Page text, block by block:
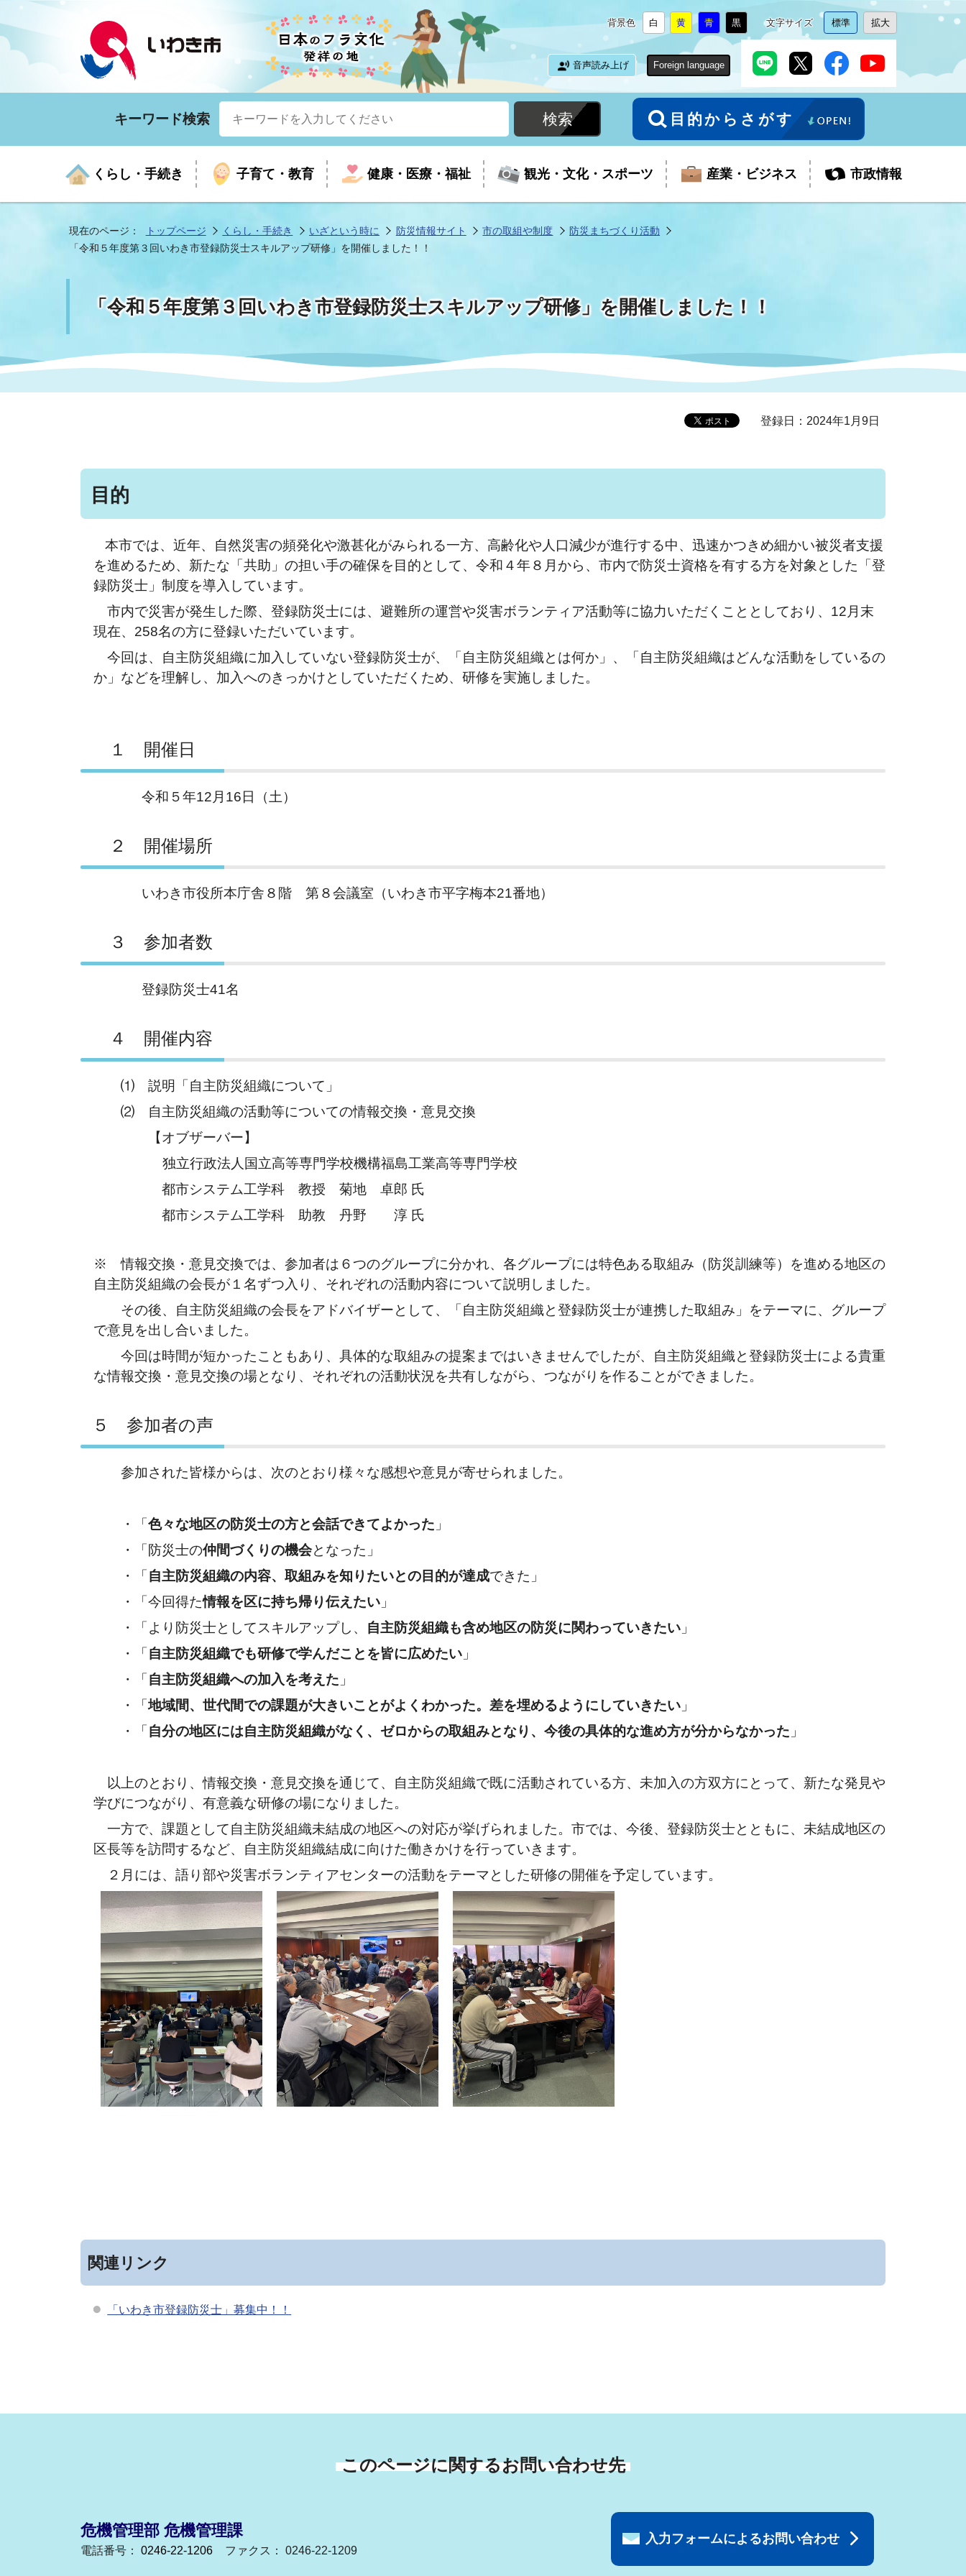
背景色
背
景
色
を
白
に
更
背
色
を
黄
に
更
背
色
を
青
に
更
背
景
黒
に
変
文字サイズ
文
字
サ
イ
を
標準
に
変
文
字
サ
イ
拡大
に
変
音声読み上げ
Foreign language
キーワード検索 目的からさがす
くらし・手続き
くらしの手続きガイド いざという時に
年金・保険 マイナンバー 住まい・生活・相談 ごみ・環境
まちづくり 移住・定住 人権・男女共同参画
電子サービス
子育て・教育
生涯学習 子育て
健康・医療・福祉
医療 健康
高齢者福祉・介護 地域包括ケア(介護予防等) 福祉事業者向け情報 生活保護
福祉に関するその他の情報 地域福祉
新型コロナウイルス感染症特
医療センター
観光・文化・スポーツ
お知らせ 年間イベントの案内
目的から探す モデルコース 歴史・文化 芸術
スポーツ 教育旅行 国際・国内交流
産業・ビジネス
入札・契約 産業振興
企業立地 福祉・介護 都市計画・開発・建築 企業支援・起業支援
保健・衛生 除染事業 環境法令等に基づく届出
市政情報
市の紹介 市長室
市の統計 広報 広聴 財政
職員 行政改革
情報公開・個人情報保護
市議会
監査委員 農業委員会
市民意見募集(パブリックコ
メント)
市制施行周年関連情報
ご意見・ご質問 水道局
現在のページ： トップページ くらし・手続き いざという時に 防災情報サイト 市の取組や制度
防災まちづくり活動
「令和５年度第３回いわき市登録防災士スキルアップ研修」を開催しました！！
「令和５年度第３回いわき市登録防災士スキルアップ研修」を開催しました！！
登録日：2024年1月9日
目的
本市では、近年、自然災害の頻発化や激甚化がみられる一方、高齢化や人口減少が進行する中、迅速かつきめ細かい被災者支援
を進めるため、新たな「共助」の担い手の確保を目的として、令和４年８月から、市内で防災士資格を有する方を対象とした「登
録防災士」制度を導入しています。
市内で災害が発生した際、登録防災士には、避難所の運営や災害ボランティア活動等に協力いただくこととしており、12月末
現在、258名の方に登録いただいています。
今回は、自主防災組織に加入していない登録防災士が、「自主防災組織とは何か」、「自主防災組織はどんな活動をしているの
か」などを理解し、加入へのきっかけとしていただくため、研修を実施しました。
１ 開催日
令和５年12月16日（土）
２ 開催場所
いわき市役所本庁舎８階 第８会議室（いわき市平字梅本21番地）
３ 参加者数
登録防災士41名
４ 開催内容
⑴ 説明「自主防災組織について」
⑵ 自主防災組織の活動等についての情報交換・意見交換
【オブザーバー】
独立行政法人国立高等専門学校機構福島工業高等専門学校
都市システム工学科 教授 菊地 卓郎 氏
都市システム工学科 助教 丹野 淳 氏
※ 情報交換・意見交換では、参加者は６つのグループに分かれ、各グループには特色ある取組み（防災訓練等）を進める地区の
自主防災組織の会長が１名ずつ入り、それぞれの活動内容について説明しました。
その後、自主防災組織の会長をアドバイザーとして、「自主防災組織と登録防災士が連携した取組み」をテーマに、グループ
で意見を出し合いました。
今回は時間が短かったこともあり、具体的な取組みの提案まではいきませんでしたが、自主防災組織と登録防災士による貴重
な情報交換・意見交換の場となり、それぞれの活動状況を共有しながら、つながりを作ることができました。
５ 参加者の声
参加された皆様からは、次のとおり様々な感想や意見が寄せられました。
・「色々な地区の防災士の方と会話できてよかった 」
・「防災士の仲間づくりの機会となった」
・「自主防災組織の内容、取組みを知りたいとの目的が達成できた」
・「今回得た情報を区に持ち帰り伝えたい 」
・「より防災士としてスキルアップし、 自主防災組織も含め地区の防災に関わっていきたい 」
・「自主防災組織でも研修で学んだことを皆に広めたい 」
・「自主防災組織への加入を考えた 」
・「地域間、世代間での課題が大きいことがよくわかった。差を埋めるようにしていきたい 」
・「自分の地区には自主防災組織がなく、ゼロからの取組みとなり、今後の具体的な進め方が分からなかった 」
以上のとおり、情報交換・意見交換を通じて、自主防災組織で既に活動されている方、未加入の方双方にとって、新たな発見や
学びにつながり、有意義な研修の場になりました。
一方で、課題として自主防災組織未結成の地区への対応が挙げられました。市では、今後、登録防災士とともに、未結成地区の
区長等を訪問するなど、自主防災組織結成に向けた働きかけを行っていきます。
２月には、語り部や災害ボランティアセンターの活動をテーマとした研修の開催を予定しています。
関連リンク
「いわき市登録防災士」募集中！！
このページに関するお問い合わせ先
危機管理部 危機管理課
電話番号： 0246-22-1206 ファクス： 0246-22-1209
入力フォームによるお問い合わせ